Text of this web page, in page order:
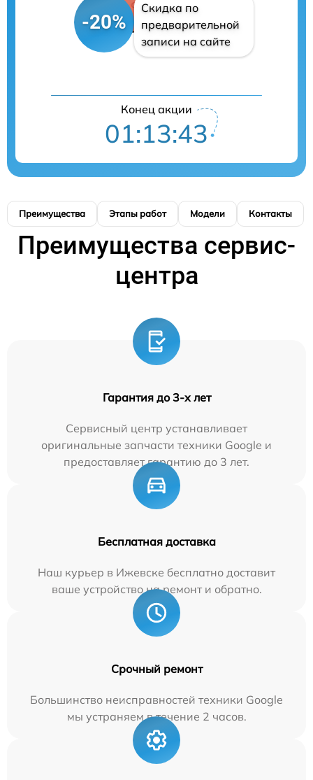
-20%
Скидка по
предварительной
записи на сайте
Конец акции
01:13:42
Преимущества Этапы работ Модели Контакты
Преимущества сервис-
центра
Гарантия до 3-х лет
Сервисный центр устанавливает
оригинальные запчасти техники Google и
предоставляет гарантию до 3 лет.
Бесплатная доставка
Наш курьер в Ижевске бесплатно доставит
ваше устройство на ремонт и обратно.
Срочный ремонт
Большинство неисправностей техники Google
мы устраняем в течение 2 часов.